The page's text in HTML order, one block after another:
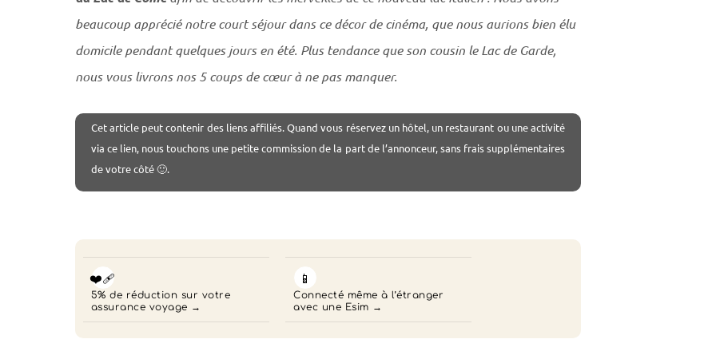
beaucoup apprécié notre court séjour dans ce décor de cinéma, que nous aurions bien élu
domicile pendant quelques jours en été. Plus tendance que son cousin le Lac de Garde,
nous vous livrons nos 5 coups de cœur à ne pas manquer.
Cetarticle peut contenir des liens affiliés. Quand vous réservez un hôtel, un restaurant ou une activité
via ce lien, nous touchons une petite commission de la part de l’annonceur, sans frais supplémentaires
de votre côté 🙂.
❤️‍🩹
5% de réduction sur votre
assurance voyage
📱
Connecté même à l’étranger
avec une Esim